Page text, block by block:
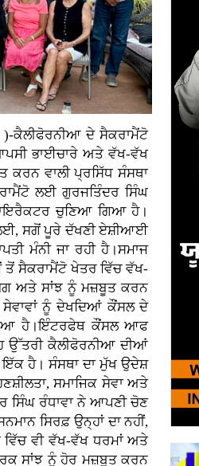
ਕੈਲੀਫੋਰਨੀਆ ਦੇ ਸੈਕਰਾਮੈਂਟੋ
ਭਾਈਚਾਰੇ ਅਤੇ ਵੱਖ-ਵੱਖ
ਕਰਨ ਵਾਲੀ ਪ੍ਰਸਿੱਧ ਸੰਸਥਾ
ਲਈ ਗੁਰਜਤਿੰਦਰ ਸਿੰਘ
ਚੁਣਿਆ ਗਿਆ ਹੈ।
ਸਗੋਂ ਪੂਰੇ ਦੱਖਣੀ ਏਸ਼ੀਆਈ
ਮੰਨੀ ਜਾ ਰਹੀ ਹੈ।ਸਮਾਜ
ਤੋਂ ਸੈਕਰਾਮੈਂਟੋ ਖੇਤਰ ਵਿੱਚ ਵੱਖ-
ਅਤੇ ਸਾਂਝ ਨੂੰ ਮਜ਼ਬੂਤ ਕਰਨ
ਨੂੰ ਦੇਖਦਿਆਂ ਕੌਂਸਲ ਦੇ
ਹੈ।ਇੰਟਰਫੇਥ ਕੌਂਸਲ ਆਫ
ਉੱਤਰੀ ਕੈਲੀਫੋਰਨੀਆ ਦੀਆਂ
ਇੱਕ ਹੈ। ਸੰਸਥਾ ਦਾ ਮੁੱਖ ਉਦੇਸ਼
ਸਮਾਜਿਕ ਸੇਵਾ ਅਤੇ
ਸਿੰਘ ਰੰਧਾਵਾ ਨੇ ਆਪਣੀ ਚੋਣ
ਸਿਰਫ਼ ਉਨ੍ਹਾਂ ਦਾ ਨਹੀਂ,
ਵਿੱਚ ਵੀ ਵੱਖ-ਵੱਖ ਧਰਮਾਂ ਅਤੇ
ਸਾਂਝ ਨੂੰ ਹੋਰ ਮਜ਼ਬੂਤ ਕਰਨ